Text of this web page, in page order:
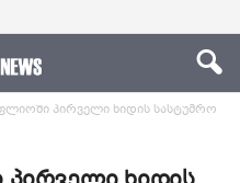
პირველი ხიდის სასტუმრო